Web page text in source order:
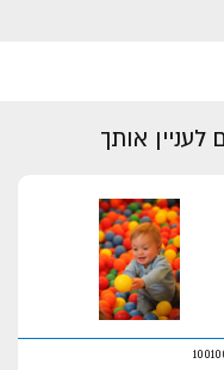
לעניין אותך